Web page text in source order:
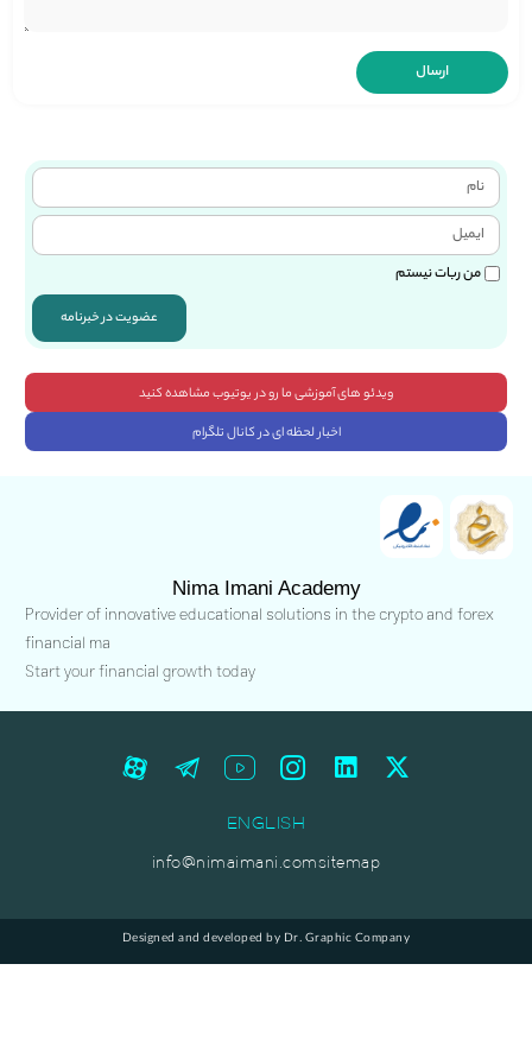
من ربات نیستم
عضویت در خبرنامه
ویدئو های آموزشی ما رو در یوتیوب مشاهده کنید
اخبار لحظه ای در کانال تلگرام
Nima Imani Academy
Provider of innovative educational solutions in the crypto and forex
financial ma
Start your financial growth today
ENGLISH
sitemap
info@nimaimani.com
Designed and developed by Dr. Graphic Company